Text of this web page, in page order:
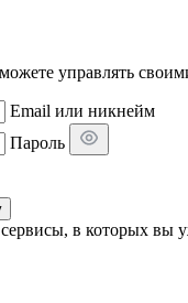
управлять
Email или никнейм
Пароль
в которых вы